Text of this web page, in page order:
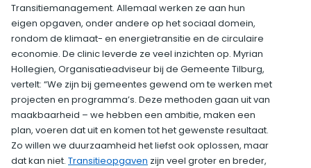
Transitiemanagement. Allemaal werken ze aan hun
eigen opgaven, onder andere op het sociaal domein,
rondom de klimaat- en energietransitie en de circulaire
economie. De clinic leverde ze veel inzichten op. Myrian
Hollegien, Organisatieadviseur bij de Gemeente Tilburg,
vertelt: “We zijn bij gemeentes gewend om te werken met
projecten en programma’s. Deze methoden gaan uit van
maakbaarheid – we hebben een ambitie, maken een
plan, voeren dat uit en komen tot het gewenste resultaat.
Zo willen we duurzaamheid het liefst ook oplossen, maar
dat kan niet. Transitieopgaven zijn veel groter en breder,